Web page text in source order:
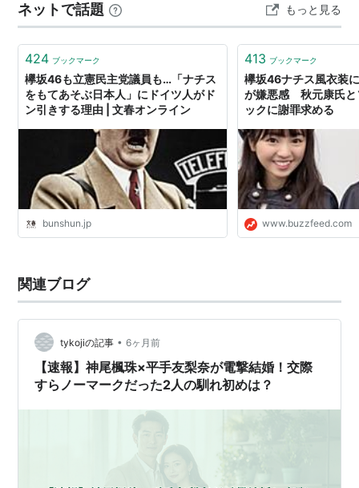
ある「平和」の肯定 坂道AKB：連帯と葛藤の表現 坂道
AKB：連帯と葛藤の表現 欅坂46：静寂を拒む平和の祈り
乃木坂46：気品と「…
ネットで話題 もっと見る
424 ブックマーク
欅坂46も立憲民主党議員も…「ナチス
をもてあそぶ日本人」にドイツ人がド
ン引きする理由 | 文春オンライン
bunshun.jp
413 ブックマーク
欅坂46ナチス風衣装
が嫌悪感 秋元康氏と
ックに謝罪求める
www.buzzfeed.com
関連ブログ
tykojiの記事 • 6ヶ月前
【速報】神尾楓珠×平手友梨奈が電撃結婚！交際
すらノーマークだった2人の馴れ初めは？